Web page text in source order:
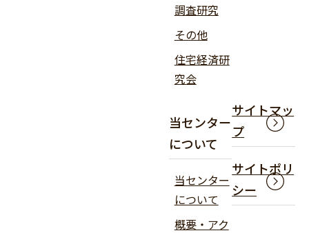
調査研究
その他
住宅経済研
究会
当センター
について
当センター
について
概要・アク
サイトマッ
プ
サイトポリ
シー